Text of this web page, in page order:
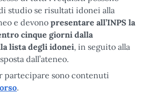
studio se risultati idonei alla
e devono presentare all’INPS la
cinque giorni dalla
lista degli idonei, in seguito alla
dall’ateneo.
partecipare sono contenuti
.